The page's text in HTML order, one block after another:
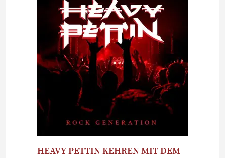
HEAVY PETTIN KEHREN MIT DEM